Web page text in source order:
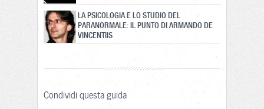
LA PSICOLOGIA E LO STUDIO DEL
PARANORMALE: IL PUNTO DI ARMANDO DE
VINCENTIIS
Condividi questa guida